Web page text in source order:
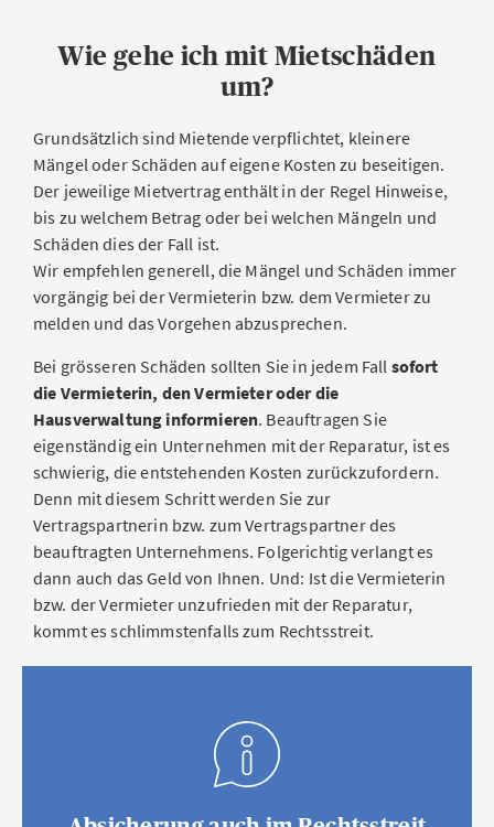
Wie gehe ich mit Mietschäden
um?
Grundsätzlich sind Mietende verpflichtet, kleinere
Mängel oder Schäden auf eigene Kosten zu beseitigen.
Der jeweilige Mietvertrag enthält in der Regel Hinweise,
bis zu welchem Betrag oder bei welchen Mängeln und
Schäden dies der Fall ist.
Wir empfehlen generell, die Mängel und Schäden immer
vorgängig bei der Vermieterin bzw. dem Vermieter zu
melden und das Vorgehen abzusprechen.
Bei grösseren Schäden sollten Sie in jedem Fall sofort
die Vermieterin, den Vermieter oder die
Hausverwaltung informieren. Beauftragen Sie
eigenständig ein Unternehmen mit der Reparatur, ist es
schwierig, die entstehenden Kosten zurückzufordern.
Denn mit diesem Schritt werden Sie zur
Vertragspartnerin bzw. zum Vertragspartner des
beauftragten Unternehmens. Folgerichtig verlangt es
dann auch das Geld von Ihnen. Und: Ist die Vermieterin
bzw. der Vermieter unzufrieden mit der Reparatur,
kommt es schlimmstenfalls zum Rechtsstreit.